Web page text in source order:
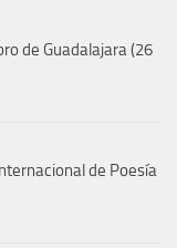
de Guadalajara (26
de Poesía